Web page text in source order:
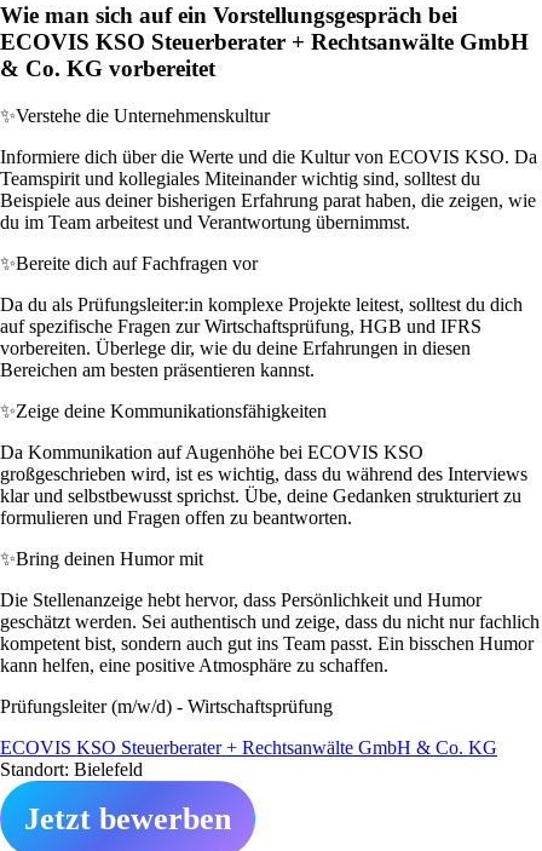
Wie man sich auf ein Vorstellungsgespräch bei
ECOVIS KSO Steuerberater + Rechtsanwälte GmbH
& Co. KG vorbereitet
✨Verstehe die Unternehmenskultur
Informiere dich über die Werte und die Kultur von ECOVIS KSO. Da
Teamspirit und kollegiales Miteinander wichtig sind, solltest du
Beispiele aus deiner bisherigen Erfahrung parat haben, die zeigen, wie
du im Team arbeitest und Verantwortung übernimmst.
✨Bereite dich auf Fachfragen vor
Da du als Prüfungsleiter:in komplexe Projekte leitest, solltest du dich
auf spezifische Fragen zur Wirtschaftsprüfung, HGB und IFRS
vorbereiten. Überlege dir, wie du deine Erfahrungen in diesen
Bereichen am besten präsentieren kannst.
✨Zeige deine Kommunikationsfähigkeiten
Da Kommunikation auf Augenhöhe bei ECOVIS KSO
großgeschrieben wird, ist es wichtig, dass du während des Interviews
klar und selbstbewusst sprichst. Übe, deine Gedanken strukturiert zu
formulieren und Fragen offen zu beantworten.
✨Bring deinen Humor mit
Die Stellenanzeige hebt hervor, dass Persönlichkeit und Humor
geschätzt werden. Sei authentisch und zeige, dass du nicht nur fachlich
kompetent bist, sondern auch gut ins Team passt. Ein bisschen Humor
kann helfen, eine positive Atmosphäre zu schaffen.
Prüfungsleiter (m/w/d) - Wirtschaftsprüfung
ECOVIS KSO Steuerberater + Rechtsanwälte GmbH & Co. KG
Standort: Bielefeld
Jetzt bewerben